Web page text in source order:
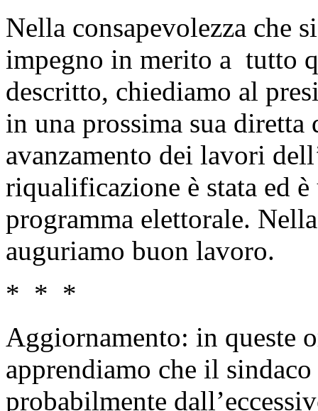
Nella consapevolezza che
impegno in merito a tutto
descritto, chiediamo al
in una prossima sua
avanzamento dei lavori
riqualificazione è stata ed
programma elettorale.
auguriamo buon lavoro.
* * *
Aggiornamento: in queste
apprendiamo che il
probabilmente